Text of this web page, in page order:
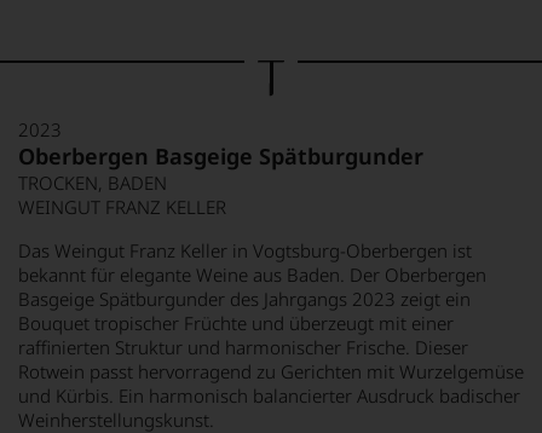
2023
Oberbergen Basgeige Spätburgunder
TROCKEN, BADEN
WEINGUT FRANZ KELLER
Das Weingut Franz Keller in Vogtsburg-Oberbergen ist
bekannt für elegante Weine aus Baden. Der Oberbergen
Basgeige Spätburgunder des Jahrgangs 2023 zeigt ein
Bouquet tropischer Früchte und überzeugt mit einer
raffinierten Struktur und harmonischer Frische. Dieser
Rotwein passt hervorragend zu Gerichten mit Wurzelgemüse
und Kürbis. Ein harmonisch balancierter Ausdruck badischer
Weinherstellungskunst.